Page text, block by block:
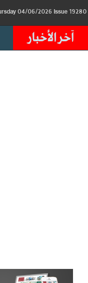
04/06/2026 Issue
آخر الأخبار